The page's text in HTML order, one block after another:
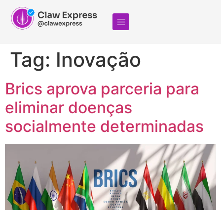
Tag: Inovação
Brics aprova parceria para
eliminar doenças
socialmente determinadas